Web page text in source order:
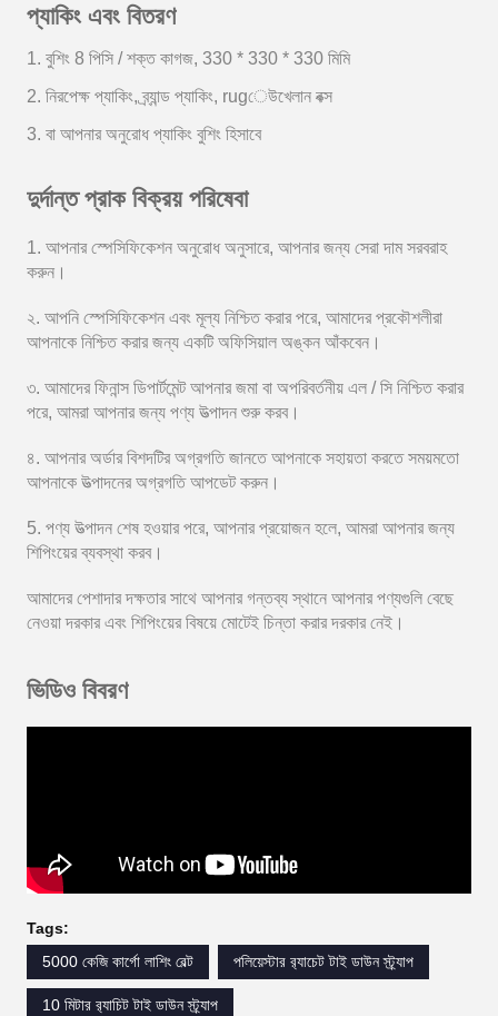
প্যাকিং এবং বিতরণ
1. বুশিং 8 পিসি / শক্ত কাগজ, 330 * 330 * 330 মিমি
2. নিরপেক্ষ প্যাকিং, ব্র্যান্ড প্যাকিং, rugেউখেলান বক্স
3. বা আপনার অনুরোধ প্যাকিং বুশিং হিসাবে
দুর্দান্ত প্রাক বিক্রয় পরিষেবা
1. আপনার স্পেসিফিকেশন অনুরোধ অনুসারে, আপনার জন্য সেরা দাম সরবরাহ
করুন।
২. আপনি স্পেসিফিকেশন এবং মূল্য নিশ্চিত করার পরে, আমাদের প্রকৌশলীরা
আপনাকে নিশ্চিত করার জন্য একটি অফিসিয়াল অঙ্কন আঁকবেন।
৩. আমাদের ফিনান্স ডিপার্টমেন্ট আপনার জমা বা অপরিবর্তনীয় এল / সি নিশ্চিত করার
পরে, আমরা আপনার জন্য পণ্য উত্পাদন শুরু করব।
৪. আপনার অর্ডার বিশদটির অগ্রগতি জানতে আপনাকে সহায়তা করতে সময়মতো
আপনাকে উত্পাদনের অগ্রগতি আপডেট করুন।
5. পণ্য উত্পাদন শেষ হওয়ার পরে, আপনার প্রয়োজন হলে, আমরা আপনার জন্য
শিপিংয়ের ব্যবস্থা করব।
আমাদের পেশাদার দক্ষতার সাথে আপনার গন্তব্য স্থানে আপনার পণ্যগুলি বেছে
নেওয়া দরকার এবং শিপিংয়ের বিষয়ে মোটেই চিন্তা করার দরকার নেই।
ভিডিও বিবরণ
Tags:
5000 কেজি কার্গো লাশিং বেল্ট
পলিয়েস্টার র‌্যাচেট টাই ডাউন স্ট্র্যাপ
10 মিটার র‌্যাচিট টাই ডাউন স্ট্র্যাপ